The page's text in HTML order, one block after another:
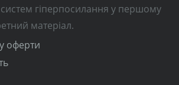
гіперпосилання у першому
матеріал.
оферти